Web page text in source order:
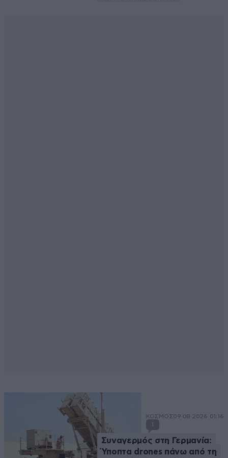
ΚΟΣΜΟΣ09·08·2026 01:16
Συναγερμός στη Γερμανία:
Ύποπτα drones πάνω από τη